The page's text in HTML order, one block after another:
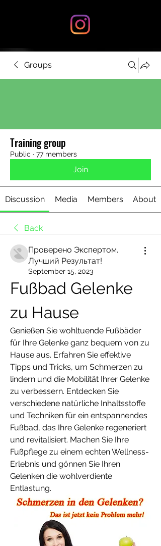
Groups
Training group
Public · 77 members
Join
Discussion Media Members About
Back
Проверено Экспертом.
Лучший Результат!
September 15, 2023
Fußbad Gelenke
zu Hause
Genießen Sie wohltuende Fußbäder
für Ihre Gelenke ganz bequem von zu
Hause aus. Erfahren Sie effektive
Tipps und Tricks, um Schmerzen zu
lindern und die Mobilität Ihrer Gelenke
zu verbessern. Entdecken Sie
verschiedene natürliche Inhaltsstoffe
und Techniken für ein entspannendes
Fußbad, das Ihre Gelenke regeneriert
und revitalisiert. Machen Sie Ihre
Fußpflege zu einem echten Wellness-
Erlebnis und gönnen Sie Ihren
Gelenken die wohlverdiente
Entlastung.